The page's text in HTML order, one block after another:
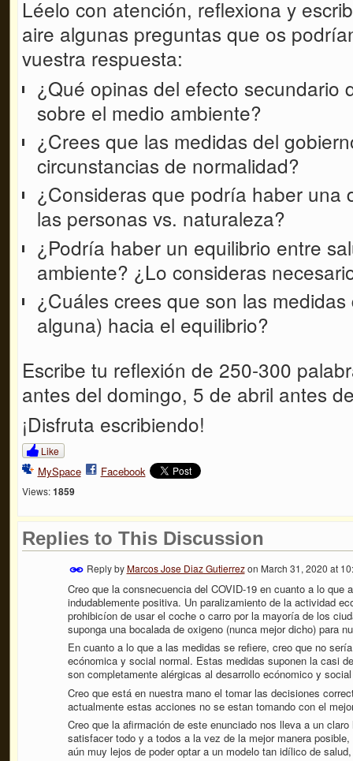
Léelo con atención, reflexiona y
aire algunas preguntas que os
vuestra respuesta:
¿Qué opinas del efecto secundario
sobre el medio ambiente?
¿Crees que las medidas del
circunstancias de normalidad?
¿Consideras que podría haber una
las personas vs. naturaleza?
¿Podría haber un equilibrio entre
ambiente? ¿Lo consideras
¿Cuáles crees que son las
alguna) hacia el equilibrio?
Escribe tu reflexión de 250-300
antes del domingo, 5 de abril antes
¡Disfruta escribiendo!
Like
MySpace Facebook
Views: 1859
Replies to This Discussion
Reply byMarcos Jose Diaz Gutierrezon March 31, 2020 at
Creo que la consnecuencia del COVID-19 en cuanto a lo que
indudablemente positiva. Un paralizamiento de la actividad
prohibicíon de usar el coche o carro por la mayoría de los
suponga una bocalada de oxigeno (nunca mejor dicho) para
En cuanto a lo que a las medidas se refiere, creo que no
ecónomica y social normal. Estas medidas suponen la casi
son completamente alérgicas al desarrollo ecónomico y
Creo que está en nuestra mano el tomar las decisiones
actualmente estas acciones no se estan tomando con el
Creo que la afirmación de este enunciado nos lleva a un
satisfacer todo y a todos a la vez de la mejor manera
aún muy lejos de poder optar a un modelo tan idílico de